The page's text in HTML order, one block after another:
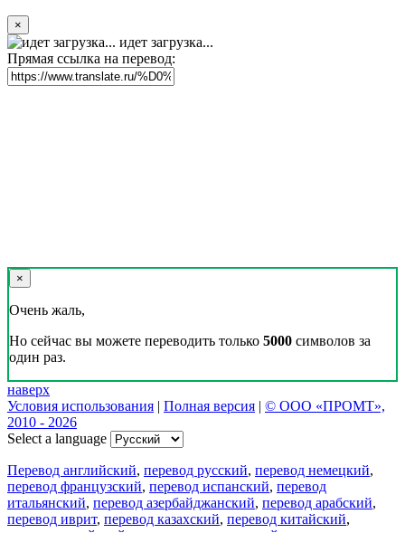
×
идет загрузка...
Прямая ссылка на перевод:
×
Очень жаль,
Но сейчас вы можете переводить только 5000 символов за
один раз.
наверх
Условия использования | Полная версия | © ООО «ПРОМТ»,
2010 - 2026
Select a language
Перевод английский, перевод русский, перевод немецкий,
перевод французский, перевод испанский, перевод
итальянский, перевод азербайджанский, перевод арабский,
перевод иврит, перевод казахский, перевод китайский,